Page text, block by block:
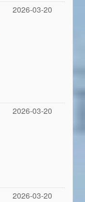
2026-03-20
2026-03-20
2026-03-20